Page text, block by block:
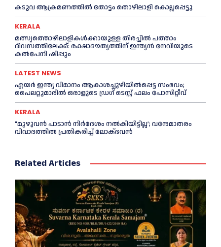
കടുവ ആക്രമണത്തില്‍ തോട്ടം തൊഴിലാളി കൊല്ലപ്പെട്ടു
KERALA
മത്സ്യത്തൊഴിലാളികള്‍ക്കായുള്ള തിരച്ചില്‍ പത്താം
ദിവസത്തിലേക്ക്: രക്ഷാദൗത്യത്തിന് ഇന്ത്യൻ നേവിയുടെ
കല്‍പേനി ഷിപ്പും
LATEST NEWS
എയര്‍ ഇന്ത്യ വിമാനം ആകാശച്ചുഴിയില്‍പ്പെട്ട സംഭവം;
പൈലറ്റുമാരില്‍ ഒരാളുടെ ഡ്രഗ് ടെസ്റ്റ് ഫലം പോസിറ്റീവ്
KERALA
“മുഴുവൻ പാടാൻ നിര്‍ദേശം നല്‍കിയിട്ടില്ല’; വന്ദേമാതരം
വിവാദത്തില്‍ പ്രതികരിച്ച്‌ ലോക്ഭവൻ
Related Articles